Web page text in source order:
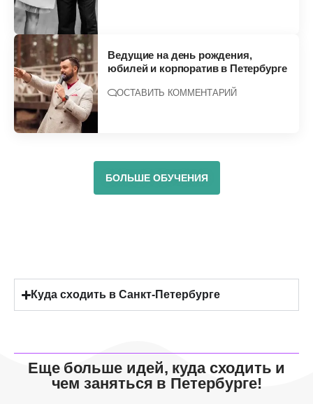
Ведущие на день рождения,
юбилей и корпоратив в Петербурге
ОСТАВИТЬ КОММЕНТАРИЙ
БОЛЬШЕ ОБУЧЕНИЯ
Куда сходить в Санкт-Петербурге
Еще больше идей, куда сходить и
чем заняться в Петербурге!